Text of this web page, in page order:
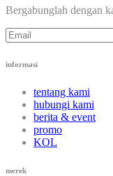
Bergabunglah dengan
informasi
tentang kami
hubungi kami
berita & event
promo
KOL
merek